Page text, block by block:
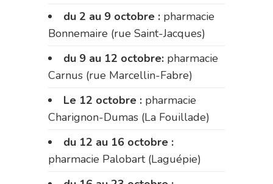
du 2 au 9 octobre : pharmacie
Bonnemaire (rue Saint-Jacques)
du 9 au 12 octobre: pharmacie
Carnus (rue Marcellin-Fabre)
Le 12 octobre : pharmacie
Charignon-Dumas (La Fouillade)
du 12 au 16 octobre :
pharmacie Palobart (Laguépie)